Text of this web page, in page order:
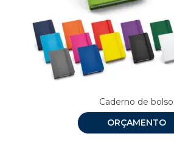
Caderno de bolso
ORÇAMENTO